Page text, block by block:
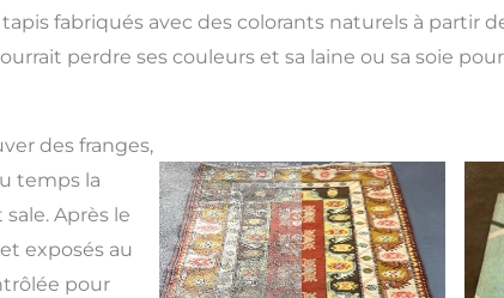
fabriqués avec des colorants naturels à partir
perdre ses couleurs et sa laine ou sa soie
des franges,
temps la
Après le
exposés au
pour